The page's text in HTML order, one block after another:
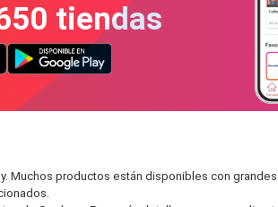
tiendas
productos están disponibles con